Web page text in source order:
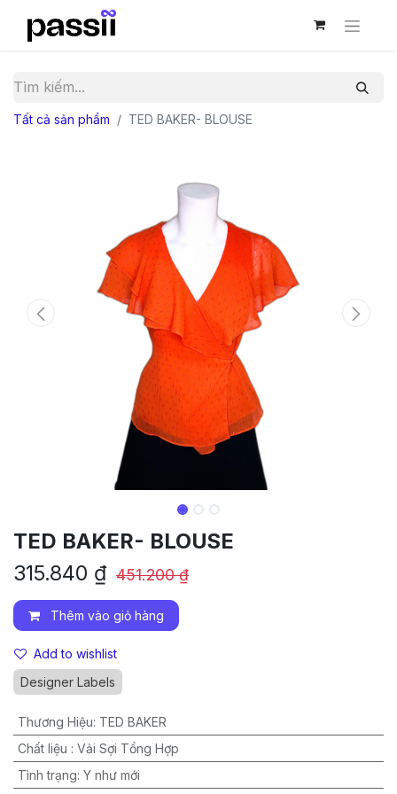
Tất cả sản phẩm TED BAKER- BLOUSE
TED BAKER- BLOUSE
315.840 ₫ 451.200₫
Thêm vào giỏ hàng
Add to wishlist
Designer Labels
Thương Hiệu: TED BAKER
Chất liệu : Vải Sợi Tổng Hợp
Tình trạng: Y như mới